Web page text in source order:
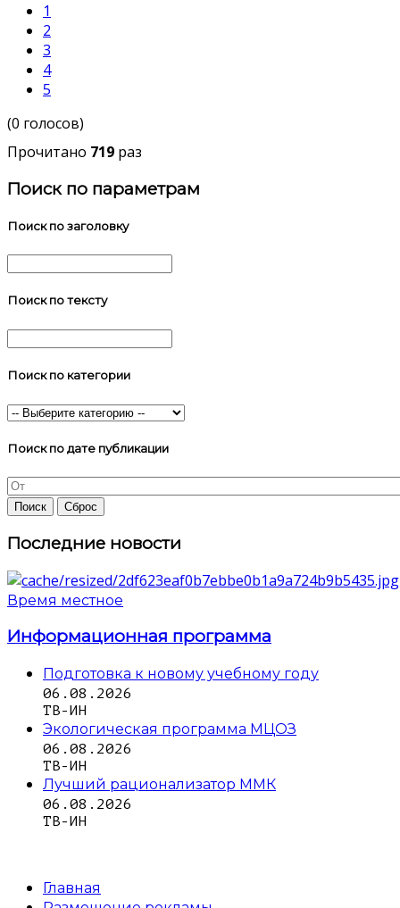
1
2
3
4
5
(0 голосов)
Прочитано 719 раз
Поиск по параметрам
Поиск по заголовку
Поиск по тексту
Поиск по категории
Поиск по дате публикации
Последние новости
Время местное
Информационная программа
Подготовка к новому учебному году
06.08.2026
ТВ-ИН
Экологическая программа МЦОЗ
06.08.2026
ТВ-ИН
Лучший рационализатор ММК
06.08.2026
ТВ-ИН
Главная